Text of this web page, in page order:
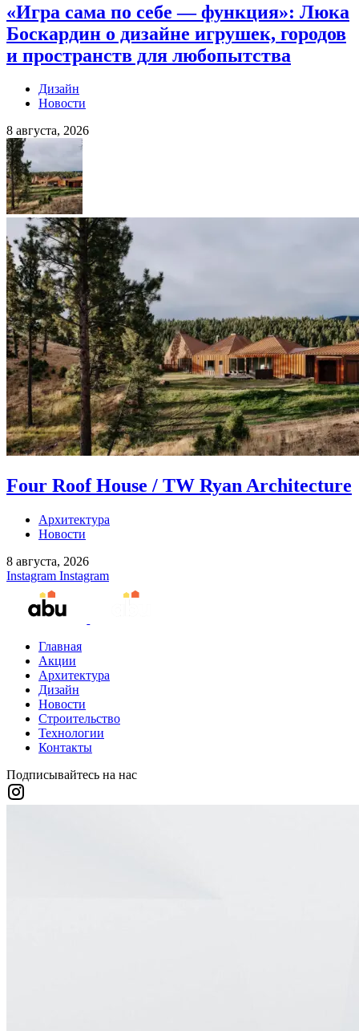
«Игра сама по себе — функция»: Люка
Боскардин о дизайне игрушек, городов
и пространств для любопытства
Дизайн
Новости
8 августа, 2026
Four Roof House / TW Ryan Architecture
Архитектура
Новости
8 августа, 2026
Instagram Instagram
Главная
Акции
Архитектура
Дизайн
Новости
Строительство
Технологии
Контакты
Подписывайтесь на нас